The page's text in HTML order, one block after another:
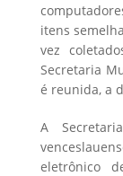
itens
vez
Secretaria
é reunida, a
A
eletrônico